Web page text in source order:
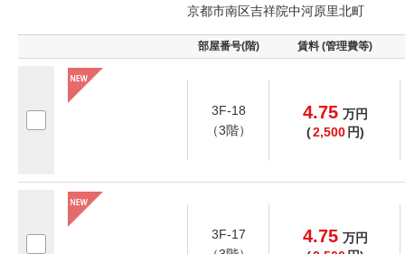
京都市南区吉祥院中河原里北町
部屋番号(階) 賃料 (管理費等)
3F-18
（3階）
4.75 万円
(2,500 円)
3F-17
4.75 万円